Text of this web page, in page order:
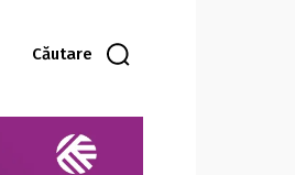
Căutare